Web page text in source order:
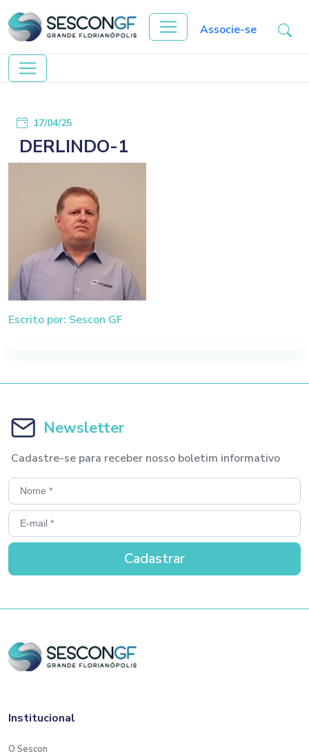
Associe-se
17/04/25
DERLINDO-1
Escrito por: Sescon GF
Newsletter
Cadastre-se para receber nosso boletim informativo
Institucional
O Sescon